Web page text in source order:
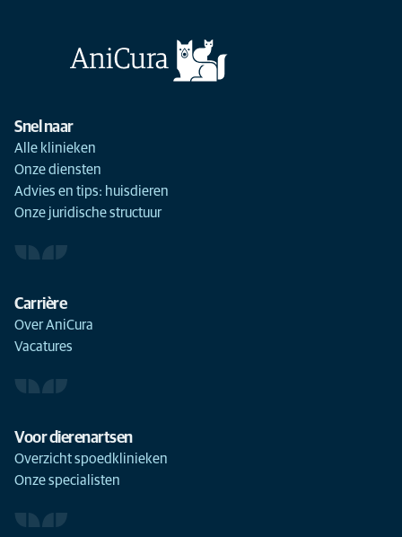
Snel naar
Alle klinieken
Onze diensten
Advies en tips: huisdieren
Onze juridische structuur
Carrière
Over AniCura
Vacatures
Voor dierenartsen
Overzicht spoedklinieken
Onze specialisten